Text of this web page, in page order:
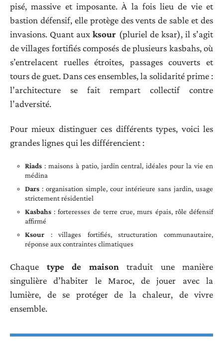
pisé, massive et imposante. À la fois lieu de vie et
bastion défensif, elle protège des vents de sable et des
invasions. Quant auxksour (pluriel de ksar), il s’agit
de villages fortifiés composés de plusieurs kasbahs, où
s’entrelacent ruelles étroites, passages couverts et
tours de guet. Dans ces ensembles, la solidarité prime :
l’architecture se fait rempart collectif contre
l’adversité.
Pour mieux distinguer ces différents types, voici les
grandes lignes qui les différencient :
Riads : maisons à patio, jardin central, idéales pour la vie en
médina
Dars : organisation simple, cour intérieure sans jardin, usage
strictement résidentiel
Kasbahs : forteresses de terre crue, murs épais, rôle défensif
affirmé
Ksour : villages fortifiés, structuration communautaire,
réponse aux contraintes climatiques
Chaque type de maison traduit une manière
singulière d’habiter le Maroc, de jouer avec la
lumière, de se protéger de la chaleur, de vivre
ensemble.